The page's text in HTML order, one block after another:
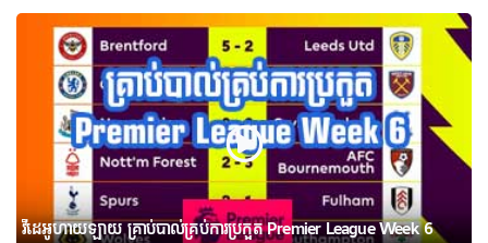
វីដេអូហាយឡាយ គ្រាប់បាល់គ្រប់ការប្រកួត Premier League Week 6